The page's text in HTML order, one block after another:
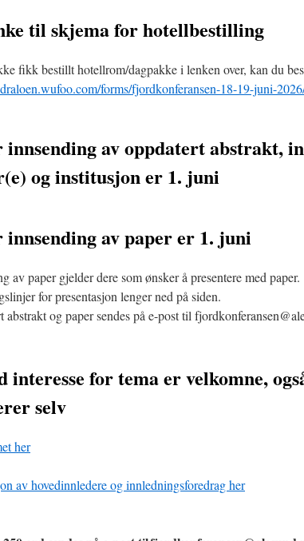
til skjema for hotellbestilling
fikk bestillt hotellrom/dagpakke i lenken over, kan du
forms/fjordkonferansen-18-19-juni-
av oppdatert abstrakt,
og institusjon er 1. juni
av paper er 1. juni
av paper gjelder dere som ønsker å presentere med paper.
for presentasjon lenger ned på siden.
abstrakt og paper sendes på e-post til
interesse for tema er velkomne,
selv
her
av hovedinnledere og innledningsforedrag her